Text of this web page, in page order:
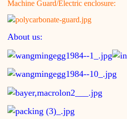
Machine Guard/Electric enclosure:
About us: